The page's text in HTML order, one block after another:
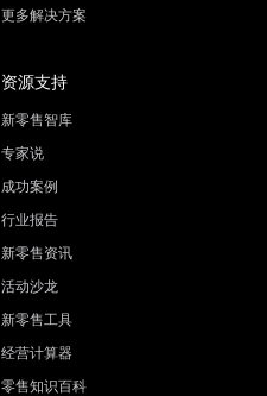
更多解决方案
资源支持
新零售智库
专家说
成功案例
行业报告
新零售资讯
活动沙龙
新零售工具
经营计算器
零售知识百科